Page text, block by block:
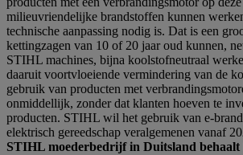
milieuvriendelijke brandstoffen kunnen
technische aanpassing nodig is. Dat is een
kettingzagen van 10 of 20 jaar oud kunnen,
STIHL machines, bijna koolstofneutraal
daaruit voortvloeiende vermindering van de
gebruik van producten met
onmiddellijk, zonder dat klanten hoeven te
producten. STIHL wil het gebruik van e-
elektrisch gereedschap veralgemenen vanaf
STIHL moederbedrijf in Duitsland behaalt